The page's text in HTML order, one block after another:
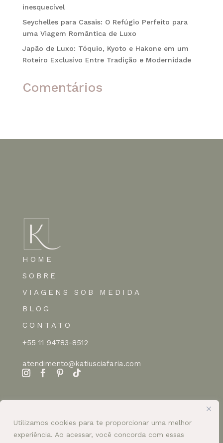
Utilizamos cookies para te proporcionar uma melhor
experiência. Ao acessar, você concorda com essas
inesquecível
Seychelles para Casais: O Refúgio Perfeito para
uma Viagem Romântica de Luxo
Japão de Luxo: Tóquio, Kyoto e Hakone em um
Roteiro Exclusivo Entre Tradição e Modernidade
Comentários
HOME
SOBRE
VIAGENS SOB MEDIDA
BLOG
CONTATO
+55 11 94783-8512
atendimento@katiusciafaria.com